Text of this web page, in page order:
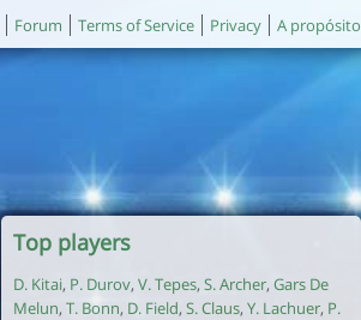
Forum Terms of Service Privacy A propósito
Top players
D. Kitai, P. Durov, V. Tepes, S. Archer, Gars De
Melun, T. Bonn, D. Field, S. Claus, Y. Lachuer, P.